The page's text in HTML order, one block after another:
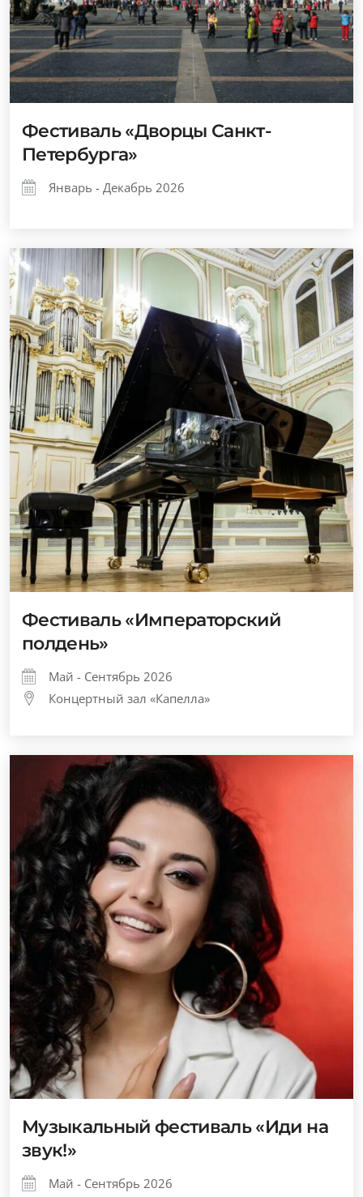
Фестиваль «Дворцы Санкт-
Петербурга»
Январь - Декабрь 2026
Фестиваль «Императорский
полдень»
Май - Сентябрь 2026
Концертный зал «Капелла»
Музыкальный фестиваль «Иди на
звук!»
Май - Сентябрь 2026